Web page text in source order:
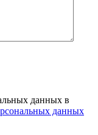
данных в
данных